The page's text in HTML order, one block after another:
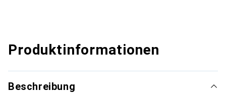
Produktinformationen
Beschreibung